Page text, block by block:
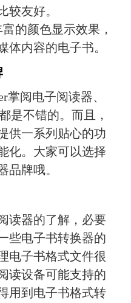
较友好。
的颜色显示效果，
体内容的电子书。
掌阅电子阅读器、
是不错的。而且，
供一系列贴心的功
化。大家可以选择
品牌哦。
读器的了解，必要
些电子书转换器的
电子书格式文件很
读设备可能支持的
用到电子书格式转